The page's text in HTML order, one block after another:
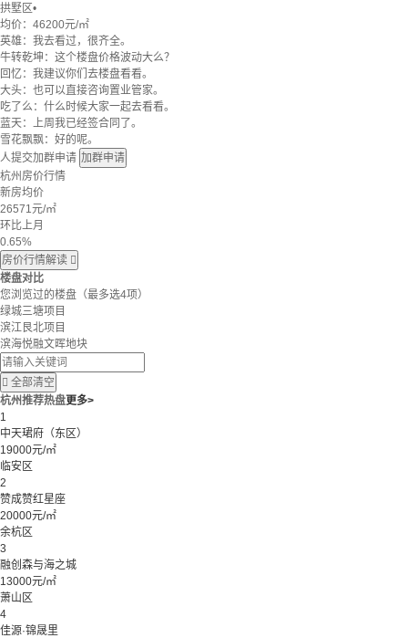
拱墅区•
均价： 46200元/㎡
英雄：我去看过，很齐全。
牛转乾坤：这个楼盘价格波动大么？
回忆：我建议你们去楼盘看看。
大头：也可以直接咨询置业管家。
吃了么：什么时候大家一起去看看。
蓝天：上周我已经签合同了。
雪花飘飘：好的呢。
人提交加群申请 加群申请
杭州房价行情
新房均价
26571元/㎡
环比上月
0.65%
房价行情解读 
楼盘对比
您浏览过的楼盘 （最多选4项）
绿城三塘项目
滨江艮北项目
滨海悦融文晖地块
 全部清空
杭州推荐热盘更多>
1
中天珺府（东区）
19000元/㎡
临安区
2
赞成赞红星座
20000元/㎡
余杭区
3
融创森与海之城
13000元/㎡
萧山区
4
佳源·锦晟里